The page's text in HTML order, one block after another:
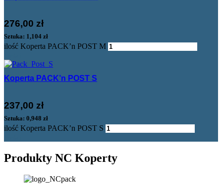
276,00 zł
Sztuka: 1,104 zł
ilość Koperta PACK’n POST M
Koperta PACK’n POST S
237,00 zł
Sztuka: 0,948 zł
ilość Koperta PACK’n POST S
Produkty NC Koperty